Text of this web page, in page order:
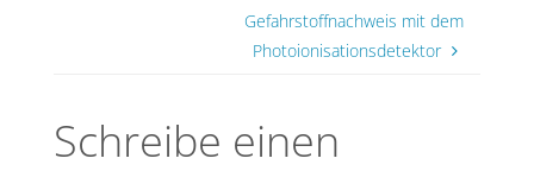
Gefahrstoffnachweis mit dem
Photoionisationsdetektor
Schreibe einen